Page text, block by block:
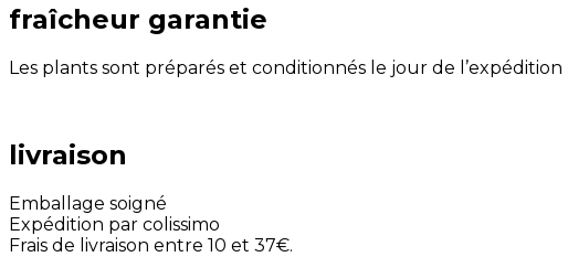
fraîcheur garantie
Les plants sont préparés et conditionnés le jour de
livraison
Emballage soigné
Expédition par colissimo
Frais de livraison entre 10 et 37€.